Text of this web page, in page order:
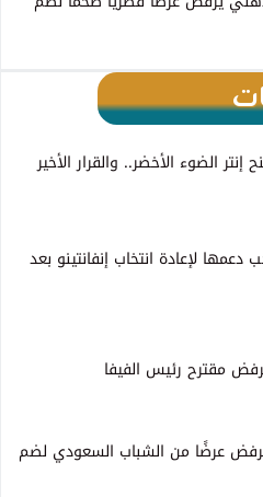
إنتر الضوء الأخضر.. والقرار الأخير
دعمها لإعادة انتخاب إنفانتينو بعد
مقترح رئيس الفيفا
عرضًا من الشباب السعودي لضم